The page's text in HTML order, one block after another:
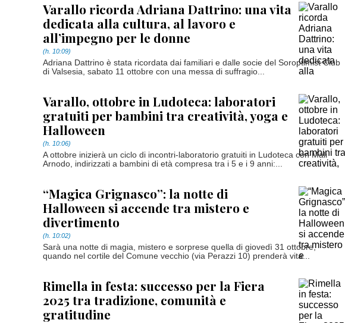
Varallo ricorda Adriana Dattrino: una vita
dedicata alla cultura, al lavoro e
all’impegno per le donne
(h. 10:09)
Adriana Dattrino è stata ricordata dai familiari e dalle socie del Soroptimist Club
di Valsesia, sabato 11 ottobre con una messa di suffragio...
Varallo, ottobre in Ludoteca: laboratori
gratuiti per bambini tra creatività, yoga e
Halloween
(h. 10:06)
A ottobre inizierà un ciclo di incontri-laboratorio gratuiti in Ludoteca con Mali
Arnodo, indirizzati a bambini di età compresa tra i 5 e i 9 anni:...
“Magica Grignasco”: la notte di
Halloween si accende tra mistero e
divertimento
(h. 10:02)
Sarà una notte di magia, mistero e sorprese quella di giovedì 31 ottobre,
quando nel cortile del Comune vecchio (via Perazzi 10) prenderà vita...
Rimella in festa: successo per la Fiera
2025 tra tradizione, comunità e
gratitudine